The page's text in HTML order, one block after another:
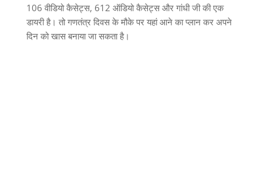
106 वीडियो कैसेट्स, 612 ऑडियो कैसेट्स और गांधी जी की एक
डायरी है। तो गणतंत्र दिवस के मौके पर यहां आने का प्लान कर अपने
दिन को खास बनाया जा सकता है।